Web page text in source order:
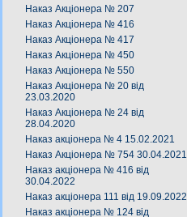
Наказ Акціонера № 207
Наказ Акціонера № 416
Наказ Акціонера № 417
Наказ Акціонера № 450
Наказ Акціонера № 550
Наказ Акціонера № 20 від
23.03.2020
Наказ Акціонера № 24 від
28.04.2020
Наказ акціонера № 4 15.02.2021
Наказ Акціонера № 754 30.04.2021
Наказ акціонера № 416 від
30.04.2022
Наказ акціонера 111 від 19.09.2022
Наказ акціонера № 124 від